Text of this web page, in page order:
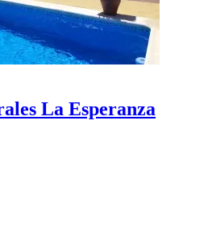
La Esperanza